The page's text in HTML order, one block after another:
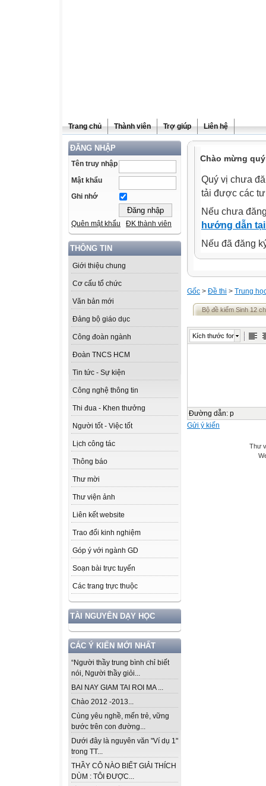
Trang chủ Thành viên Trợ giúp Liên hệ
ĐĂNG NHẬP
Tên truy nhập
Mật khẩu
Ghi nhớ
Quên mật khẩu ĐK thành viên
THÔNG TIN
Giới thiệu chung
Cơ cấu tổ chức
Văn bản mới
Đảng bộ giáo dục
Công đoàn ngành
Đoàn TNCS HCM
Tin tức - Sự kiện
Công nghệ thông tin
Thi đua - Khen thưởng
Người tốt - Việc tốt
Lịch công tác
Thông báo
Thư mời
Thư viện ảnh
Liên kết website
Trao đổi kinh nghiệm
Góp ý với ngành GD
Soạn bài trực tuyến
Các trang trực thuộc
TÀI NGUYÊN DẠY HỌC
CÁC Ý KIẾN MỚI NHẤT
“Người thầy trung bình chỉ biết
nói, Người thầy giỏi...
BAI NAY GIAM TAI ROI MA ...
Chào 2012 -2013...
Cùng yêu nghề, mến trẻ, vững
bước trên con đường...
Dưới đây là nguyên văn "Ví dụ 1"
trong TT...
THẦY CÔ NÀO BIẾT GIẢI THÍCH
DÙM : TÔI ĐƯỢC...
Chào mừng
Quý vị chưa
tải được các
Nếu chưa
hướng dẫn
Nếu đã đăng
Gốc > Đề thi > Trung
Bộ đề kiểm Sinh 12
Kích thước font
Đường dẫn: p
Gửi ý kiến
Thư